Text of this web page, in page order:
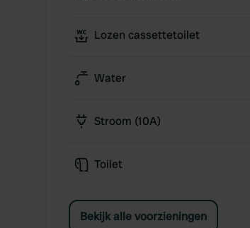
Lozen cassettetoilet
Water
Stroom (10A)
Toilet
Bekijk alle voorzieningen